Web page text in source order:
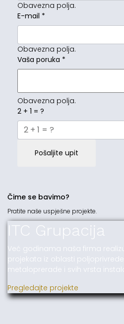
Obavezna polja.
E-mail *
Obavezna polja.
Vaša poruka *
Obavezna polja.
2 + 1 = ?
Pošaljite upit
Čime se bavimo?
Pratite naše uspješne projekte.
ITC Grupacija
Već godinama naša firma
projekata iz oblasti
metaloprerade i svih vrsta
Pregledajte projekte